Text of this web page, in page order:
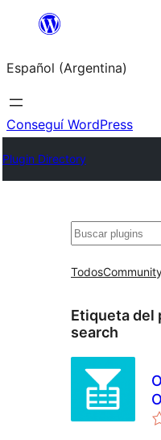
Saltar
contenido
Español (Argentina)
Conseguí WordPress
Plugin Directory
Buscar
Todos
Etiqueta del
search